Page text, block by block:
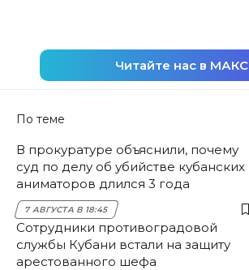
Читайте нас в МАКС
По теме
В прокуратуре объяснили, почему
суд по делу об убийстве кубанских
аниматоров длился 3 года
7 АВГУСТА В 18:45
Сотрудники противоградовой
службы Кубани встали на защиту
арестованного шефа